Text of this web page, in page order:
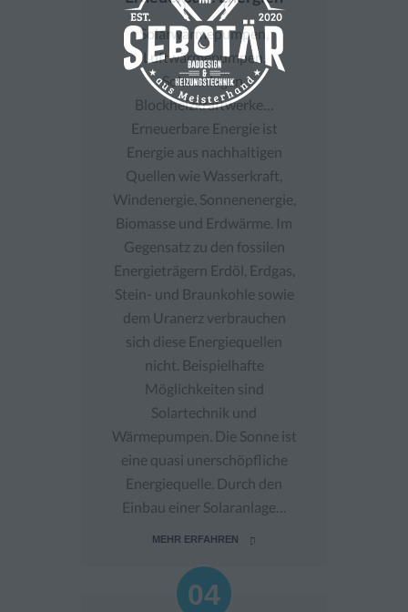
Solarwärmepumpen,
Luftwärmepumpen,
Solaranlagen,
Blockheizkraftwerke…
Erneuerbare Energie ist
Energie aus nachhaltigen
Quellen wie Wasserkraft,
Windenergie, Sonnenenergie,
Biomasse und Erdwärme. Im
Gegensatz zu den fossilen
Energieträgern Erdöl, Erdgas,
Stein- und Braunkohle sowie
dem Uranerz verbrauchen
sich diese Energiequellen
nicht. Beispielhafte
Möglichkeiten sind
Solartechnik und
Wärmepumpen. Die Sonne ist
eine quasi unerschöpfliche
Energiequelle. Durch den
Einbau einer Solaranlage…
MEHR ERFAHREN
04
04